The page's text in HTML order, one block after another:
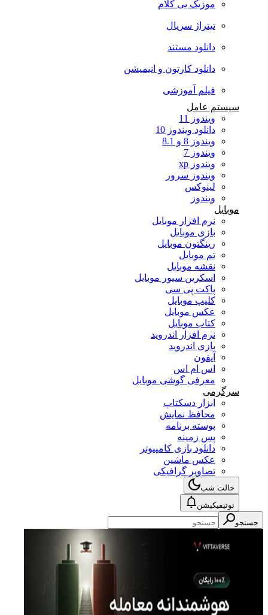
موزیک بی کلام
تیتراژ سریال
دانلود مستند
دانلود کارتون و انیمیشن
فیلم آموزشی
سیستم عامل
ویندوز 11
دانلود ویندوز 10
ویندوز 8 و 8.1
ویندوز 7
ویندوز xp
ویندوز سرور
لینوکس
ویندوز
موبایل
نرم افزار موبایل
بازی موبایل
رینگتون موبایل
تم موبایل
نقشه موبایل
اسکرین سیور موبایل
پاکت پی سی
کلیپ موبایل
عکس موبایل
کتاب موبایل
نرم افزار اندروید
بازی اندروید
آیفون
اس ام اس
معرفی گوشی موبایل
سرگرمی
ابزار دسکتاپ
محافظ نمایش
پوسته برنامه
پس زمینه
دانلود بازی کامپیوتر
عکس ماشین
تصاویر گرافیکی
حالت شب
نوتیفیکیشن
جستجو